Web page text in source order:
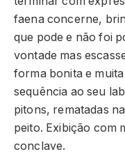
faena concerne,
que pode e não foi
vontade mas
forma bonita e
sequência ao seu
pitons, rematadas
peito. Exibição com
conclave.